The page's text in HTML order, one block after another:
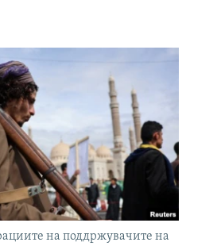
на поддржувачите на